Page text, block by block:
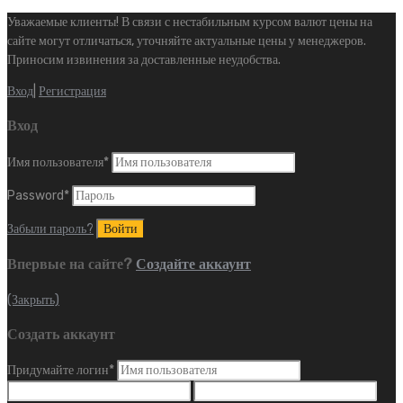
Уважаемые клиенты! В связи с нестабильным курсом валют цены на
сайте могут отличаться, уточняйте актуальные цены у менеджеров.
Приносим извинения за доставленные неудобства.
Вход Регистрация
Вход
Имя пользователя*
Password*
Забыли пароль?
Впервые на сайте? Создайте аккаунт
(Закрыть)
Создать аккаунт
Придумайте логин*